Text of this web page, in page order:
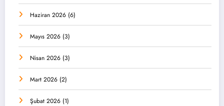
Haziran 2026 (6)
Mayıs 2026 (3)
Nisan 2026 (3)
Mart 2026 (2)
Şubat 2026 (1)